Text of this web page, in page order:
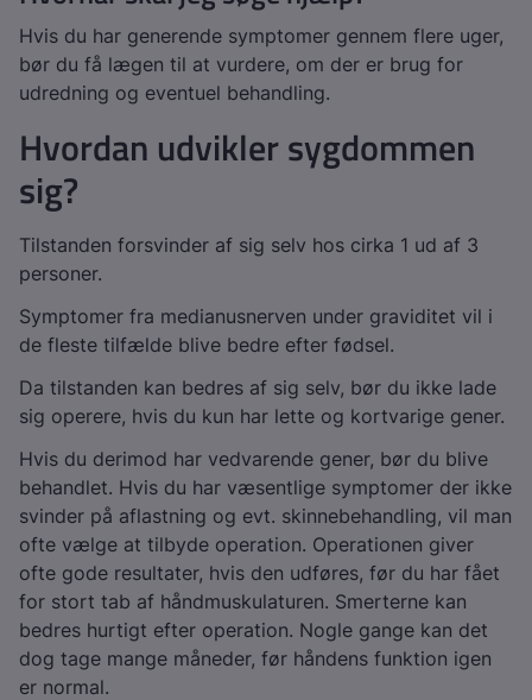
Hvis du har generende symptomer gennem flere uger,
bør du få lægen til at vurdere, om der er brug for
udredning og eventuel behandling.
Hvordan udvikler sygdommen
sig?
Tilstanden forsvinder af sig selv hos cirka 1 ud af 3
personer.
Symptomer fra medianusnerven under graviditet vil i
de fleste tilfælde blive bedre efter fødsel.
Da tilstanden kan bedres af sig selv, bør du ikke lade
sig operere, hvis du kun har lette og kortvarige gener.
Hvis du derimod har vedvarende gener, bør du blive
behandlet. Hvis du har væsentlige symptomer der ikke
svinder på aflastning og evt. skinnebehandling, vil man
ofte vælge at tilbyde operation. Operationen giver
ofte gode resultater, hvis den udføres, før du har fået
for stort tab af håndmuskulaturen. Smerterne kan
bedres hurtigt efter operation. Nogle gange kan det
dog tage mange måneder, før håndens funktion igen
er normal.